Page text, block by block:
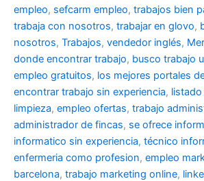
empleo, sefcarm empleo, trabajos bien
trabaja con nosotros, trabajar en glovo,
nosotros, Trabajos, vendedor inglés,
donde encontrar trabajo, busco trabajo
empleo gratuitos, los mejores portales
encontrar trabajo sin experiencia,
limpieza, empleo ofertas, trabajo
administrador de fincas, se ofrece
informatico sin experiencia, técnico
enfermeria como profesion, empleo
barcelona, trabajo marketing online,